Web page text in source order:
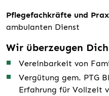
Pflegefachkräfte und
ambulanten Dienst
Wir überzeugen
Vereinbarkeit von
Vergütung gem. PTG
Erfahrung für Vollzeit